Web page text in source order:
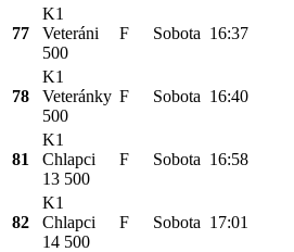
77
K1
Veteráni
500
F Sobota 16:37
78
K1
Veteránky
500
F Sobota 16:40
81
K1
Chlapci
13 500
F Sobota 16:58
82
K1
Chlapci
14 500
F Sobota 17:01